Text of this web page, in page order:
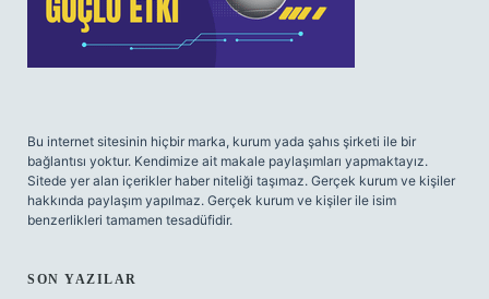
Bu internet sitesinin hiçbir marka, kurum yada şahıs şirketi ile bir
bağlantısı yoktur. Kendimize ait makale paylaşımları yapmaktayız.
Sitede yer alan içerikler haber niteliği taşımaz. Gerçek kurum ve kişiler
hakkında paylaşım yapılmaz. Gerçek kurum ve kişiler ile isim
benzerlikleri tamamen tesadüfidir.
SON YAZILAR